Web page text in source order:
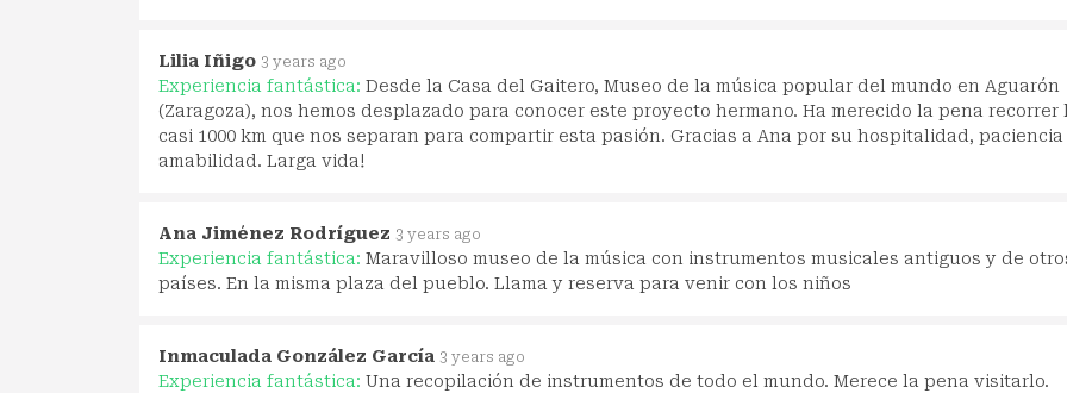
Lilia Iñigo 3 years ago
Experiencia fantástica: Desde la Casa del Gaitero, Museo de la música popular del mundo en Aguarón
(Zaragoza), nos hemos desplazado para conocer este proyecto hermano. Ha merecido la pena recorrer
casi 1000 km que nos separan para compartir esta pasión. Gracias a Ana por su hospitalidad, paciencia
amabilidad. Larga vida!
Ana Jiménez Rodríguez 3 years ago
Experiencia fantástica: Maravilloso museo de la música con instrumentos musicales antiguos y de
países. En la misma plaza del pueblo. Llama y reserva para venir con los niños
Inmaculada González García 3 years ago
Experiencia fantástica: Una recopilación de instrumentos de todo el mundo. Merece la pena visitarlo.